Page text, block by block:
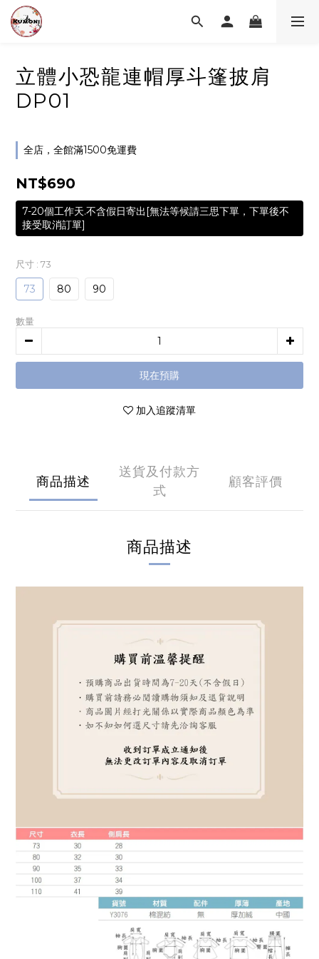
立體小恐龍連帽厚斗篷披肩
DP01
全店，全館滿1500免運費
NT$690
7-20個工作天.不含假日寄出[無法等候請三思下單，下單後不
接受取消訂單]
尺寸 : 73
73 80 90
數量
現在預購
加入追蹤清單
商品描述
送貨及付款方
式
顧客評價
商品描述